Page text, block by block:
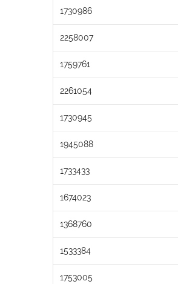
1730986
2258007
1759761
2261054
1730945
1945088
1733433
1674023
1368760
1533384
1753005